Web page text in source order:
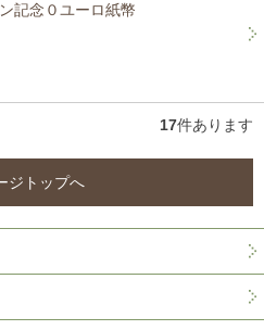
記念０ユーロ紙幣
17件あります
ジトップへ